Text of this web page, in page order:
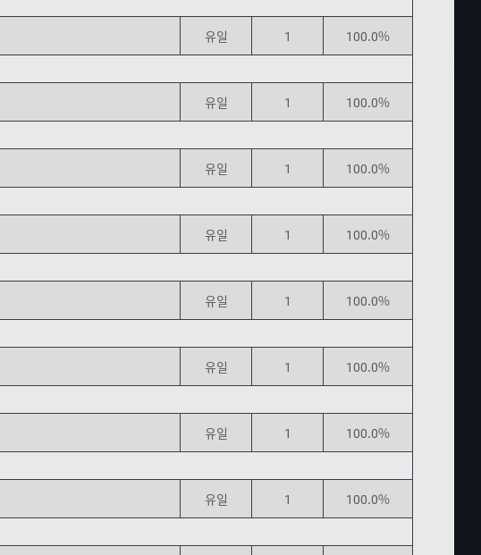
유일 1
100.0%
유일 1
100.0%
유일 1
100.0%
유일 1
100.0%
유일 1
100.0%
유일 1
100.0%
유일 1
100.0%
유일 1
100.0%